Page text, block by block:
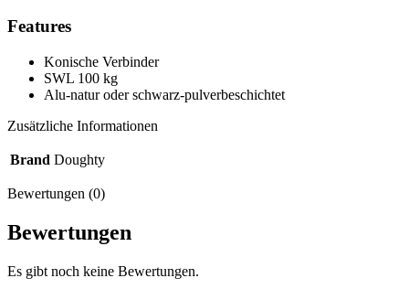
Features
Konische Verbinder
SWL 100 kg
Alu-natur oder schwarz-pulverbeschichtet
Zusätzliche Informationen
Brand Doughty
Bewertungen (0)
Bewertungen
Es gibt noch keine Bewertungen.